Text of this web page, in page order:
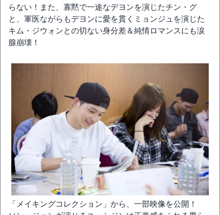
らない！また、寡黙で一途なデヨンを演じたチン・グ
と、軍医ながらもデヨンに愛を貫くミョンジュを演じた
キム・ジウォンとの切ない身分差＆純情ロマンスにも涙
腺崩壊！
「メイキングコレクション」から、一部映像を公開！